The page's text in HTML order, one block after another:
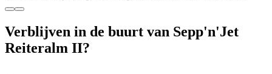
Verblijven in de buurt van Sepp'n'Jet
Reiteralm II?